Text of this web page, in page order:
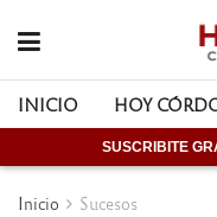
INICIO HOY
SUSCRIBITE
Inicio Sucesos